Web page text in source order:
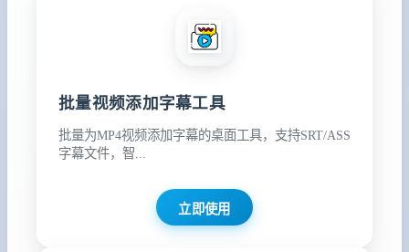
批量视频添加字幕工具
批量为MP4视频添加字幕的桌面工具，支持SRT/ASS
字幕文件，智...
立即使用